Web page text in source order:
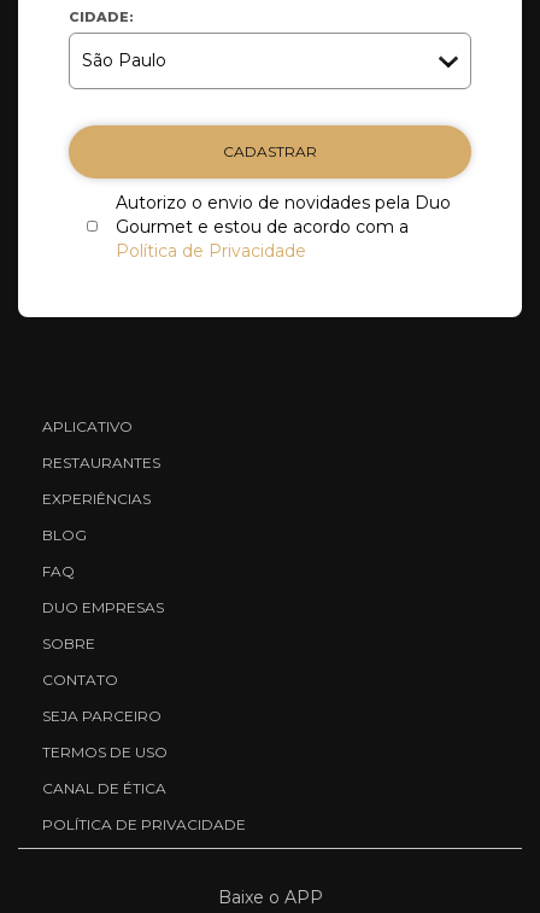
CIDADE:
CADASTRAR
Autorizo o envio de novidades pela Duo
Gourmet e estou de acordo com a
Política de Privacidade
APLICATIVO
RESTAURANTES
EXPERIÊNCIAS
BLOG
FAQ
DUO EMPRESAS
SOBRE
CONTATO
SEJA PARCEIRO
TERMOS DE USO
CANAL DE ÉTICA
POLÍTICA DE PRIVACIDADE
Baixe o APP